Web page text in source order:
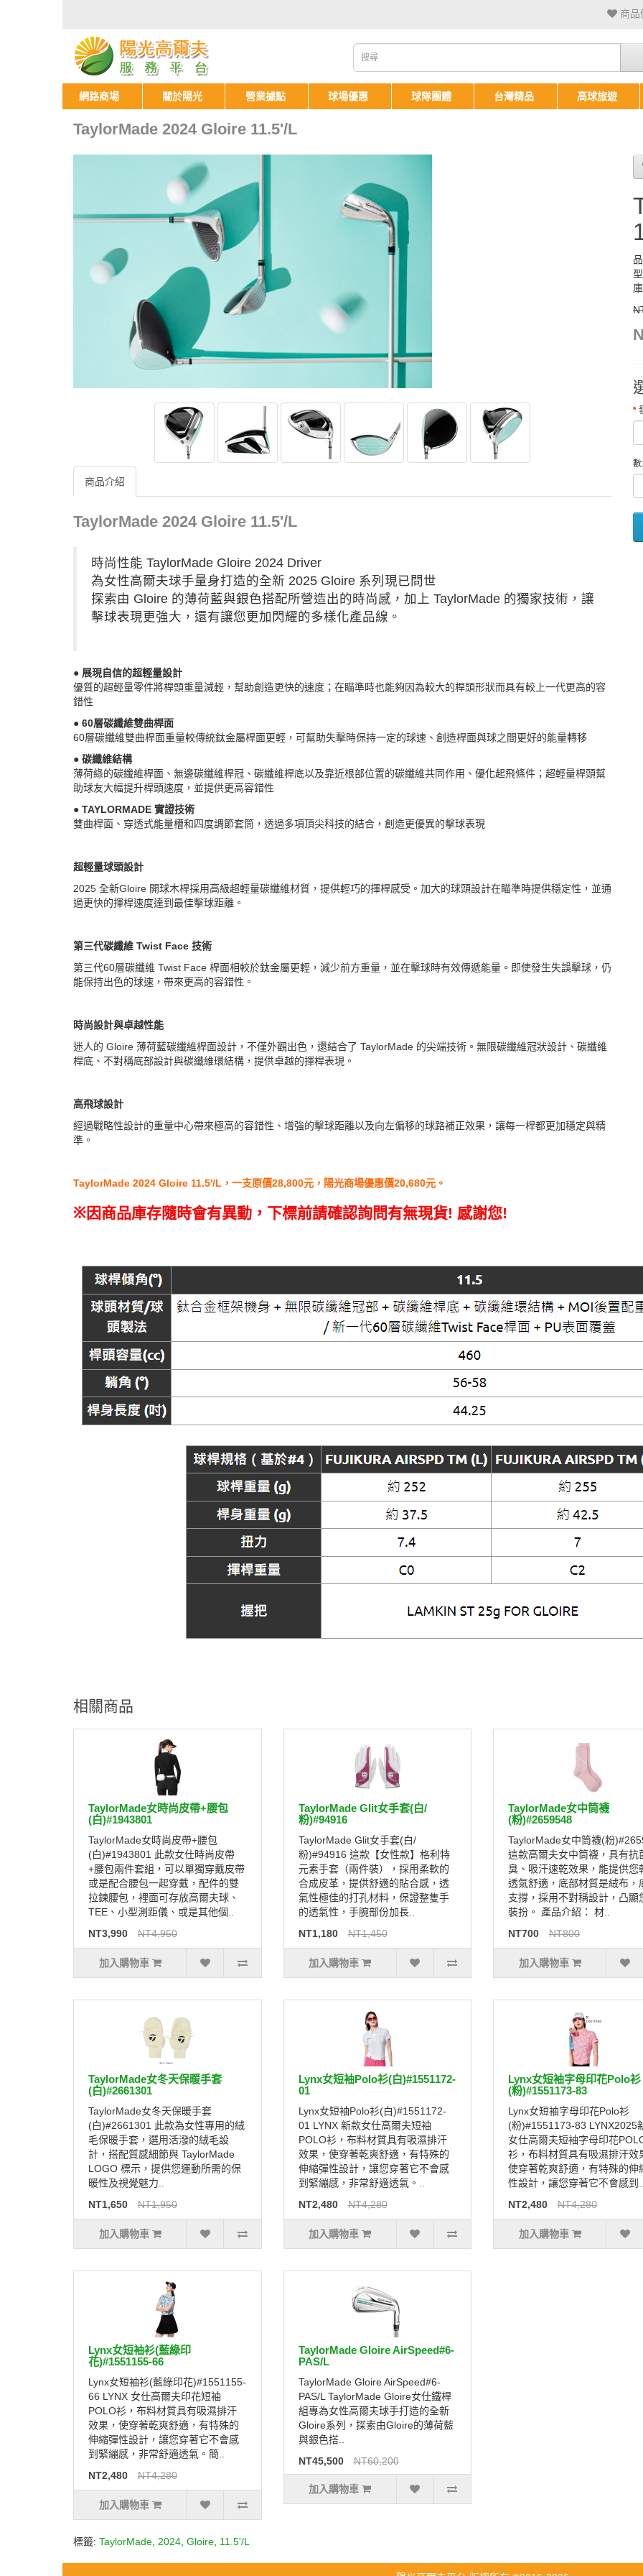
商品
網路商場 關於陽光 營業據點 球場優惠 球隊團體 台灣精品 高球旅遊
TaylorMade 2024 Gloire 11.5'/L
商品介紹
TaylorMade 2024 Gloire 11.5'/L
時尚性能 TaylorMade Gloire 2024 Driver
為女性高爾夫球手量身打造的全新 2025 Gloire 系列現已問世
探索由 Gloire 的薄荷藍與銀色搭配所營造出的時尚感，加上 TaylorMade 的獨家技術，讓
擊球表現更強大，還有讓您更加閃耀的多樣化產品線。
● 展現自信的超輕量設計
優質的超輕量零件將桿頭重量減輕，幫助創造更快的速度；在瞄準時也能夠因為較大的桿頭形狀而具有較上一代更高的容
錯性
● 60層碳纖維雙曲桿面
60層碳纖維雙曲桿面重量較傳統鈦金屬桿面更輕，可幫助失擊時保持一定的球速、創造桿面與球之間更好的能量轉移
● 碳纖維結構
薄荷綠的碳纖維桿面、無邊碳纖維桿冠、碳纖維桿底以及靠近根部位置的碳纖維共同作用、優化起飛條件；超輕量桿頭幫
助球友大幅提升桿頭速度，並提供更高容錯性
● TAYLORMADE 實證技術
雙曲桿面、穿透式能量槽和四度調節套筒，透過多項頂尖科技的結合，創造更優異的擊球表現
超輕量球頭設計
2025 全新Gloire 開球木桿採用高級超輕量碳纖維材質，提供輕巧的揮桿感受。加大的球頭設計在瞄準時提供穩定性，並通
過更快的揮桿速度達到最佳擊球距離。
第三代碳纖維 Twist Face 技術
第三代60層碳纖維 Twist Face 桿面相較於鈦金屬更輕，減少前方重量，並在擊球時有效傳遞能量。即使發生失誤擊球，仍
能保持出色的球速，帶來更高的容錯性。
時尚設計與卓越性能
迷人的 Gloire 薄荷藍碳纖維桿面設計，不僅外觀出色，還結合了 TaylorMade 的尖端技術。無限碳纖維冠狀設計、碳纖維
桿底、不對稱底部設計與碳纖維環結構，提供卓越的揮桿表現。
高飛球設計
經過戰略性設計的重量中心帶來極高的容錯性、增強的擊球距離以及向左偏移的球路補正效果，讓每一桿都更加穩定與精
準。
TaylorMade 2024 Gloire 11.5'/L，一支原價28,800元，陽光商場優惠價20,680元。
※因商品庫存隨時會有異動，下標前請確認詢問有無現貨! 感謝您!
相關商品
TaylorMade女時尚皮帶+腰包
(白)#1943801
TaylorMade女時尚皮帶+腰包
(白)#1943801 此款女仕時尚皮帶
+腰包兩件套組，可以單獨穿戴皮帶
或是配合腰包一起穿戴，配件的雙
拉鍊腰包，裡面可存放高爾夫球、
TEE、小型測距儀、或是其他個..
NT3,990
NT4,950
加入購物車
TaylorMade Glit女手套(白/
粉)#94916
TaylorMade Glit女手套(白/
粉)#94916 這款【女性款】格利特
元素手套（兩件裝），採用柔軟的
合成皮革，提供舒適的貼合感，透
氣性極佳的打孔材料，保證整隻手
的透氣性，手腕部份加長..
NT1,180
NT1,450
加入購物車
TaylorMade女中筒襪
(粉)#2659548
TaylorMade女中筒襪(粉
這款高爾夫女中筒襪，具有抗
臭、吸汗速乾效果，能提供您
透氣舒適，底部材質是絨布，
支撐，採用不對稱設計，凸顯
裝扮。 產品介紹： 材..
NT700
NT800
加入購物車
TaylorMade女冬天保暖手套
(白)#2661301
TaylorMade女冬天保暖手套
(白)#2661301 此款為女性專用的絨
毛保暖手套，選用活潑的絨毛設
計，搭配質感細節與 TaylorMade
LOGO 標示，提供您運動所需的保
暖性及視覺魅力..
NT1,650
NT1,950
加入購物車
Lynx女短袖Polo衫(白)#1551172-
01
Lynx女短袖Polo衫(白)#1551172-
01 LYNX 新款女仕高爾夫短袖
POLO衫，布料材質具有吸濕排汗
效果，使穿著乾爽舒適，有特殊的
伸縮彈性設計，讓您穿著它不會感
到緊繃感，非常舒適透氣。..
NT2,480
NT4,280
加入購物車
Lynx女短袖字母印花Polo衫
(粉)#1551173-83
Lynx女短袖字母印花Polo衫
(粉)#1551173-83 LYNX2025
女仕高爾夫短袖字母印花
衫，布料材質具有吸濕排汗效
使穿著乾爽舒適，有特殊的伸
性設計，讓您穿著它不會感到..
NT2,480
NT4,280
加入購物車
Lynx女短袖衫(藍綠印
花)#1551155-66
Lynx女短袖衫(藍綠印花)#1551155-
66 LYNX 女仕高爾夫印花短袖
POLO衫，布料材質具有吸濕排汗
效果，使穿著乾爽舒適，有特殊的
伸縮彈性設計，讓您穿著它不會感
到緊繃感，非常舒適透氣。簡..
NT2,480
NT4,280
加入購物車
TaylorMade Gloire AirSpeed#6-
PAS/L
TaylorMade Gloire AirSpeed#6-
PAS/L TaylorMade Gloire女仕鐵桿
組專為女性高爾夫球手打造的全新
Gloire系列，探索由Gloire的薄荷藍
與銀色搭..
NT45,500
NT60,200
加入購物車
標籤: TaylorMade 2024 Gloire 11.5'/L